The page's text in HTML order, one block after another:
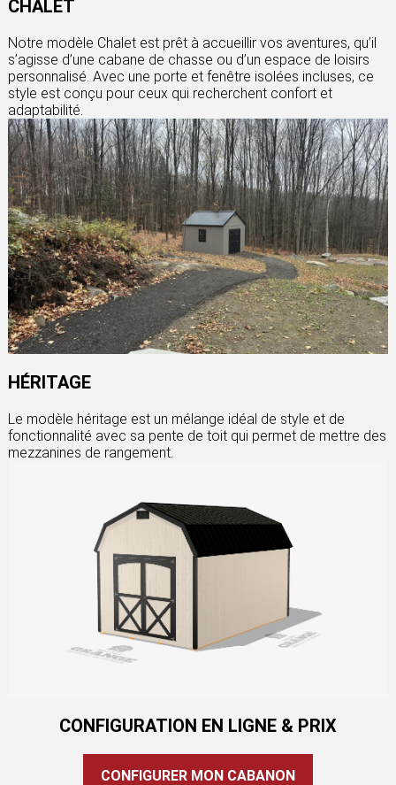
CHALET
Notre modèle Chalet est prêt à accueillir vos aventures, qu’il
s’agisse d’une cabane de chasse ou d’un espace de loisirs
personnalisé. Avec une porte et fenêtre isolées incluses, ce
style est conçu pour ceux qui recherchent confort et
adaptabilité.
HÉRITAGE
Le modèle héritage est un mélange idéal de style et de
fonctionnalité avec sa pente de toit qui permet de mettre des
mezzanines de rangement.
CONFIGURATION EN LIGNE & PRIX
CONFIGURER MON CABANON